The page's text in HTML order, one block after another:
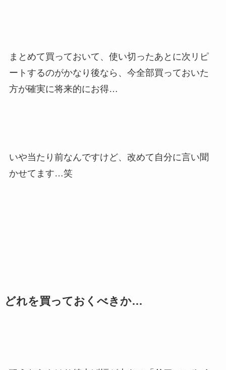
まとめて買っておいて、使い切ったあとに次リピ
ートするのがかなり後なら、今全部買っておいた
方が確実に将来的にお得…
いや当たり前なんですけど、改めて自分に言い聞
かせてます…笑
どれを買っておくべきか…